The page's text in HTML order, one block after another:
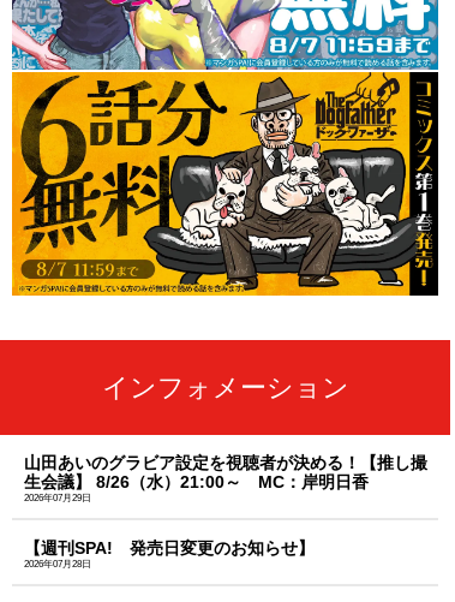
インフォメーション
山田あいのグラビア設定を視聴者が決める！【推し撮
生会議】 8/26（水）21:00～ MC：岸明日香
2026年07月29日
【週刊SPA! 発売日変更のお知らせ】
2026年07月28日